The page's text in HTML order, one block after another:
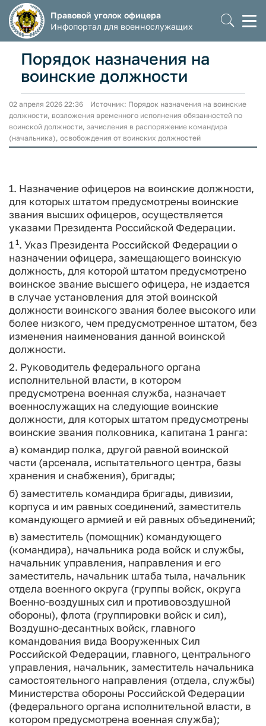
Правовой уголок офицера
Инфопортал для военнослужащих
Порядок назначения на
воинские должности
02 апреля 2026 22:36 Источник: Порядок назначения на воинские
должности, возложения временного исполнения обязанностей по
воинской должности, зачисления в распоряжение командира
(начальника), освобождения от воинских должностей
1. Назначение офицеров на воинские должности,
для которых штатом предусмотрены воинские
звания высших офицеров, осуществляется
указами Президента Российской Федерации.
1 1 . Указ Президента Российской Федерации о
назначении офицера, замещающего воинскую
должность, для которой штатом предусмотрено
воинское звание высшего офицера, не издается
в случае установления для этой воинской
должности воинского звания более высокого или
более низкого, чем предусмотренное штатом, без
изменения наименования данной воинской
должности.
2. Руководитель федерального органа
исполнительной власти, в котором
предусмотрена военная служба, назначает
военнослужащих на следующие воинские
должности, для которых штатом предусмотрены
воинские звания полковника, капитана 1 ранга:
а) командир полка, другой равной воинской
части (арсенала, испытательного центра, базы
хранения и снабжения), бригады;
б) заместитель командира бригады, дивизии,
корпуса и им равных соединений, заместитель
командующего армией и ей равных объединений;
в) заместитель (помощник) командующего
(командира), начальника рода войск и службы,
начальник управления, направления и его
заместитель, начальник штаба тыла, начальник
отдела военного округа (группы войск, округа
Военно-воздушных сил и противовоздушной
обороны), флота (группировки войск и сил),
Воздушно-десантных войск, главного
командования вида Вооруженных Сил
Российской Федерации, главного, центрального
управления, начальник, заместитель начальника
самостоятельного направления (отдела, службы)
Министерства обороны Российской Федерации
(федерального органа исполнительной власти, в
котором предусмотрена военная служба);